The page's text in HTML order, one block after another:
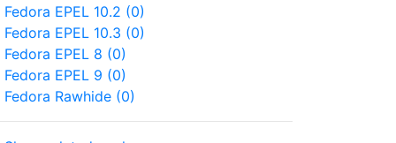
Fedora EPEL 10.2 (0)
Fedora EPEL 10.3 (0)
Fedora EPEL 8 (0)
Fedora EPEL 9 (0)
Fedora Rawhide (0)